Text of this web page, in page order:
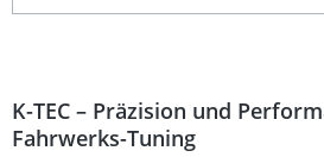
Unterlegscheibe für die
Lieferumfang:
K-TEC – Präzision und
Fahrwerks-Tuning